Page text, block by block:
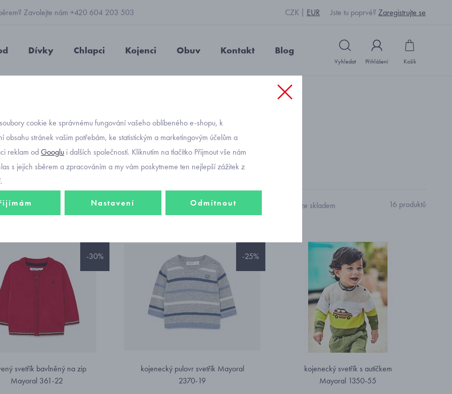
Zavolejte nám +420 604 203 503 CZK EUR Jste tu poprvé? Zaregistrujte se
Dívky Chlapci Kojenci Obuv Kontakt Blog
Vyhledat Přihlášení Košík
svetry
propínací, na zip a svetry s obrázky pro miminka a batolata do velikosti 86.
Pouze skladem 16 produktů
-30%
svetřík bavlněný na zip
Mayoral 361-22
-25%
kojenecký pulovr svetřík Mayoral
2370-19
kojenecký svetřík s autíčkem
Mayoral 1350-55
cookie ke správnému fungování vašeho oblíbeného e-shopu, k
obsahu stránek vašim potřebám, ke statistickým a marketingovým účelům a
reklam odGooglu i dalších společností. Kliknutím na tlačítko Přijmout vše nám
s jejich sběrem a zpracováním a my vám poskytneme ten nejlepší zážitek z
Nastavení Odmítnout